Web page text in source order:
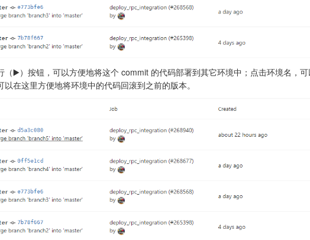
（▶️）按钮，可以方便地将这个 commit 的代码部署到其它环境中；点击环境名，
以在这里方便地将环境中的代码回滚到之前的版本。